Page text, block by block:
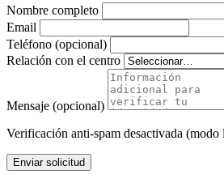
Nombre completo
Email
Teléfono (opcional)
Relación con el centro
Mensaje (opcional)
Verificación anti-spam desactivada (modo
Enviar solicitud